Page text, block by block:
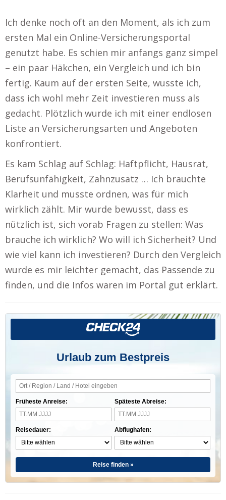
Ich denke noch oft an den Moment, als ich zum
ersten Mal ein Online-Versicherungsportal
genutzt habe. Es schien mir anfangs ganz simpel
– ein paar Häkchen, ein Vergleich und ich bin
fertig. Kaum auf der ersten Seite, wusste ich,
dass ich wohl mehr Zeit investieren muss als
gedacht. Plötzlich wurde ich mit einer endlosen
Liste an Versicherungsarten und Angeboten
konfrontiert.
Es kam Schlag auf Schlag: Haftpflicht, Hausrat,
Berufsunfähigkeit, Zahnzusatz … Ich brauchte
Klarheit und musste ordnen, was für mich
wirklich zählt. Mir wurde bewusst, dass es
nützlich ist, sich vorab Fragen zu stellen: Was
brauche ich wirklich? Wo will ich Sicherheit? Und
wie viel kann ich investieren? Durch den Vergleich
wurde es mir leichter gemacht, das Passende zu
finden, und die Infos waren im Portal gut erklärt.
Urlaub zum Bestpreis
Früheste Anreise:
Reisedauer:
Späteste Abreise:
Abflughafen:
Reise finden »